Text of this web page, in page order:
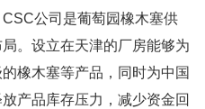
公司是葡萄园橡木塞供
。设立在天津的厂房能够为
橡木塞等产品，同时为中国
产品库存压力，减少资金回